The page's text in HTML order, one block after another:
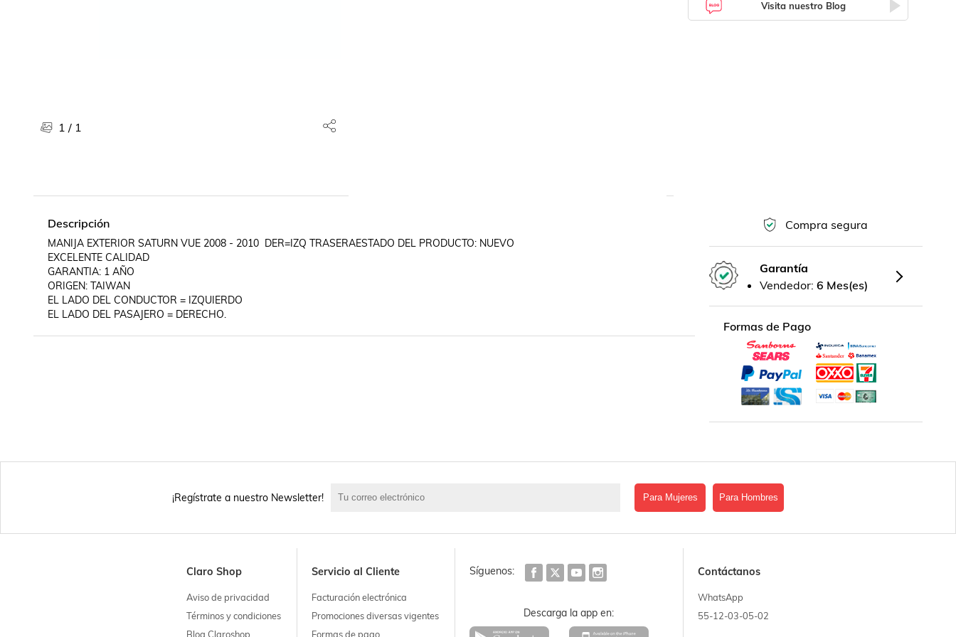
1 / 1
Visita nuestro Blog
Descripción
MANIJA EXTERIOR SATURN VUE 2008 - 2010  DER=IZQ TRASERAESTADO DEL PRODUCTO: NUEVO
EXCELENTE CALIDAD
GARANTIA: 1 AÑO
ORIGEN: TAIWAN
EL LADO DEL CONDUCTOR = IZQUIERDO
EL LADO DEL PASAJERO = DERECHO.
Compra segura
Garantía
Vendedor:6 Mes(es)
Formas de Pago
¡Regístrate a nuestro Newsletter! Para Mujeres Para Hombres
Claro Shop
Aviso de privacidad
Términos y condiciones
Blog Claroshop
Servicio al Cliente
Facturación electrónica
Promociones diversas vigentes
Formas de pago
Síguenos:
Descarga la app en:
Contáctanos
WhatsApp
55-12-03-05-02